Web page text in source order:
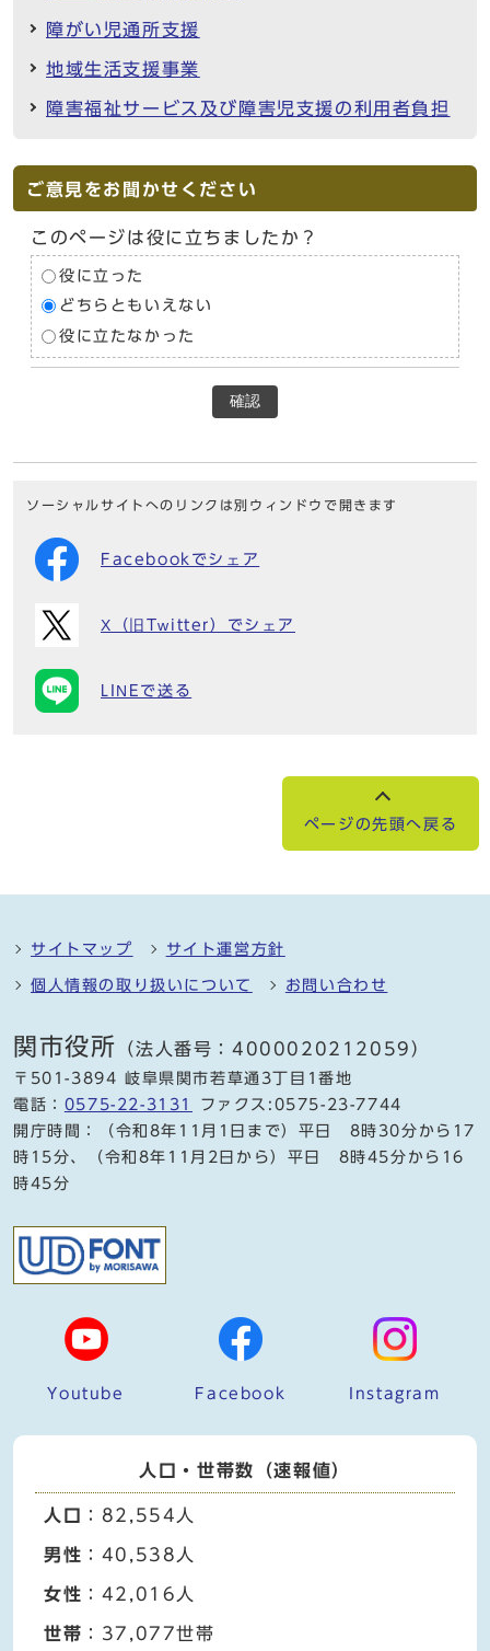
障がい児通所支援
地域生活支援事業
障害福祉サービス及び障害児支援の利用者負担
ご意見をお聞かせください
このページは役に立ちましたか？
役に立った
どちらともいえない
役に立たなかった
確認
ソーシャルサイトへのリンクは別ウィンドウで開きます
Facebookでシェア
X（旧Twitter）でシェア
LINEで送る
ページの先頭へ戻る
サイトマップ サイト運営方針
個人情報の取り扱いについて お問い合わせ
関市役所 （法人番号：4000020212059）
〒501-3894 岐阜県関市若草通3丁目1番地
電話： 0575-22-3131
ファクス:0575-23-7744
開庁時間：（令和8年11月1日まで）平日 8時30分から17
時15分、（令和8年11月2日から）平日 8時45分から16
時45分
Youtube Facebook Instagram
人口・世帯数（速報値）
人口 ：82,554人
男性 ：40,538人
女性 ：42,016人
世帯 ：37,077世帯